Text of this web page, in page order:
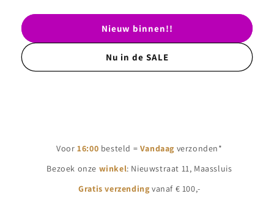
Nieuw binnen!!
Nu in de SALE
Voor 16:00 besteld = Vandaag verzonden*
Bezoek onze winkel: Nieuwstraat 11, Maassluis
Gratis verzending vanaf € 100,-